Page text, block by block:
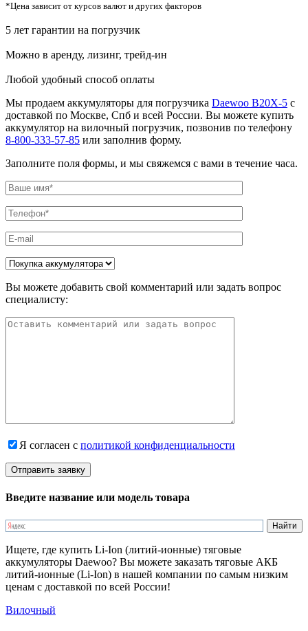
*Цена зависит от курсов валют и других факторов
5 лет гарантии на погрузчик
Можно в аренду, лизинг, трейд-ин
Любой удобный способ оплаты
Мы продаем аккумуляторы для погрузчика Daewoo B20X-5 с
доставкой по Москве, Спб и всей России. Вы можете купить
аккумулятор на вилочный погрузчик, позвонив по телефону
8-800-333-57-85 или заполнив форму.
Заполните поля формы, и мы свяжемся с вами в течение часа.
Вы можете добавить свой комментарий или задать вопрос
специалисту:
Я согласен с политикой конфиденциальности
Введите название или модель товара
Ищете, где купить Li-Ion (литий-ионные) тяговые
аккумуляторы Daewoo? Вы можете заказать тяговые АКБ
литий-ионные (Li-Ion) в нашей компании по самым низким
ценам с доставкой по всей России!
Вилочный